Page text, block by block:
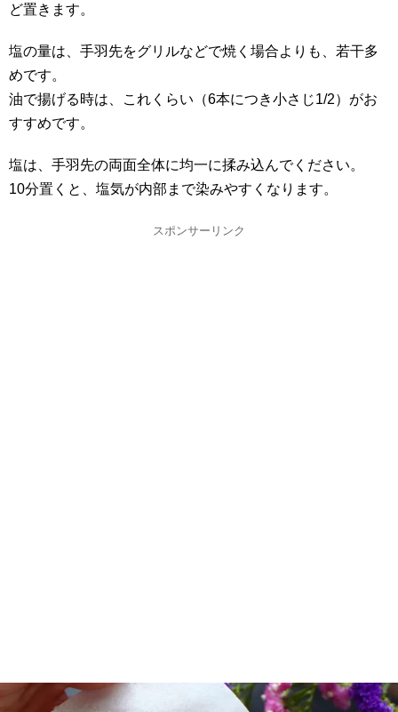
ど置きます。
塩の量は、手羽先をグリルなどで焼く場合よりも、若干多
めです。
油で揚げる時は、これくらい（6本につき小さじ1/2）がお
すすめです。
塩は、手羽先の両面全体に均一に揉み込んでください。
10分置くと、塩気が内部まで染みやすくなります。
スポンサーリンク